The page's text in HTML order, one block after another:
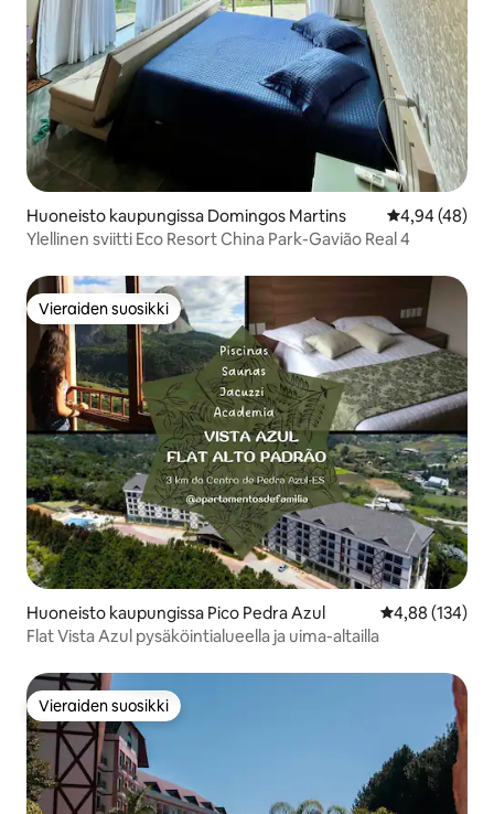
Huoneisto kaupungissa Domingos Martins
4,94 (48)
Ylellinen sviitti Eco Resort China Park-Gavião Real 4
Vieraiden suosikki
Vieraiden suosikki
Huoneisto kaupungissa Pico Pedra Azul
4,88 (134)
Flat Vista Azul pysäköintialueella ja uima-altailla
Vieraiden suosikki
Vieraiden suosikki